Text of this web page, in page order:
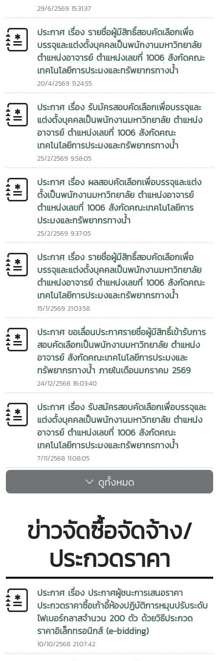
institutions in fisheries and aquaculture education, the
Faculty of Fisheries Technology and Aquatic Resources,
Maejo University, remains committed to producing
highly qualified graduates, promoting research
excellence, and fostering innovation that supports the
sustainable development of the fisheries and
aquaculture sectors at both national and international
toward the Thai people. Faculty members joined in
offering royal blessings and paying tribute as a united
expression of their devotion to the monarchy.The
participation of the Faculty reflects its commitment to
upholding the cherished traditions of the nation and
demonstrating loyalty to the institution of the
monarchy while honoring His Majesty’s enduring
contributions to the well-being and prosperity of the
Kingdom of Thailand.
29/6/2569 15:31:37
ประกาศ เรื่อง รายชื่อผู้มีสิทธิ์สอบคัดเลือกเพื่อ
บรรจุและแต่งตั้งบุคคลเป็นพนักงานมหาวิทยาลัย
ตำแหน่งอาจารย์ ตำแหน่งเลขที่ 1006 สังกัดคณะ
เทคโนโลยีการประมงและทรัพยากรทางน้ำ
20/4/2569 11:24:55
ประกาศ เรื่อง รับมัครสอบคัดเลือกเพื่อบรรจุและ
แต่งตั้งบุคคลเป็นพนักงานมหาวิทยาลัย ตำแหน่ง
อาจารย์ ตำแหน่งเลขที่ 1006 สังกัดคณะ
เทคโนโลยีการประมงและทรัพยากรทางน้ำ
25/2/2569 9:58:05
ประกาศ เรื่อง ผลสอบคัดเลือกเพื่อบรรจุและแต่ง
ตั้งเป็นพนักงานมหาวิทยาลัย ตำแหน่งอาจารย์
ตำแหน่งเลขที่ 1006 สังกัดคณะเทคโนโลยีการ
ประมงและทรัพยากรทางน้ำ
25/2/2569 9:37:05
ประกาศ เรื่อง รายชื่อผู้มีสิทธิ์สอบคัดเลือกเพื่อ
บรรจุและแต่งตั้งบุคคลเป็นพนักงานมหาวิทยาลัย
ตำแหน่งอาจารย์ ตำแหน่งเลขที่ 1006 สังกัดคณะ
เทคโนโลยีการประมงและทรัพยากรทางน้ำ
15/1/2569 21:03:58
ประกาศ ขอเลื่อนประกาศรายชื่อผู้มีสิทธิ์เข้ารับการ
สอบคัดเลือกเป็นพนักงานมหาวิทยาลัย ตำแหน่ง
อาจารย์ สังกัดคณะเทคโนโลยีการประมงและ
ทรัพยากรทางน้ำ ภายในเดือนมกราคม 2569
24/12/2568 16:03:40
ประกาศ เรื่อง รับสมัครสอบคัดเลือกเพื่อบรรจุและ
แต่งตั้งบุคคลเป็นพนักงานมหาวิทยาลัย ตำแหน่ง
อาจารย์ ตำแหน่งเลขที่ 1006 สังกัดคณะ
เทคโนโลยีการประมงและทรัพยากรทางน้ำ
7/11/2568 11:08:05
ดูทั้งหมด
ข่าวจัดซื้อจัดจ้าง/
ประกวดราคา
ประกาศ เรื่อง ประกาศผู้ชนะการเสนอราคา
ประกวดราคาซื้อเก้าอี้ห้องปฏิบัติการหมุนปรับระดับ
ไฟเบอร์กลาสจำนวน 200 ตัว ด้วยวิธีประกวด
ราคาอิเล็กทรอนิกส์ (e-bidding)
10/10/2568 21:07:42